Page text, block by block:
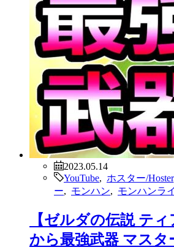
2023.05.14
YouTube
ホスター/Hoster
ー
モンハン モンハンラ
【ゼルダの伝説 テ
から最強武器 マスタ